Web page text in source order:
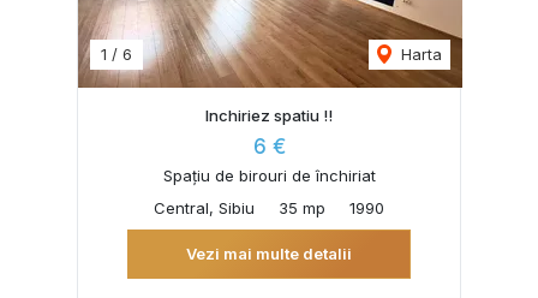
1 / 6 Harta
Inchiriez spatiu !!
6 €
Spațiu de birouri de închiriat
Central, Sibiu
35 mp 1990
Vezi mai multe detalii